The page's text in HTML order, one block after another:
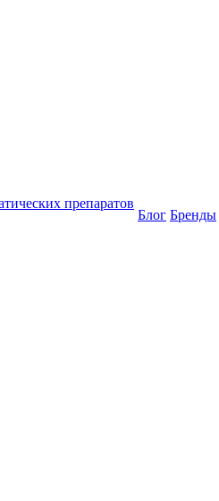
препаратов
Блог Бренды